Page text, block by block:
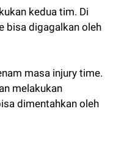
kedua tim. Di
bisa digagalkan oleh
masa injury time.
melakukan
dimentahkan oleh